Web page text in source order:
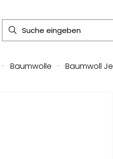
- Baumwolle - Baumwoll